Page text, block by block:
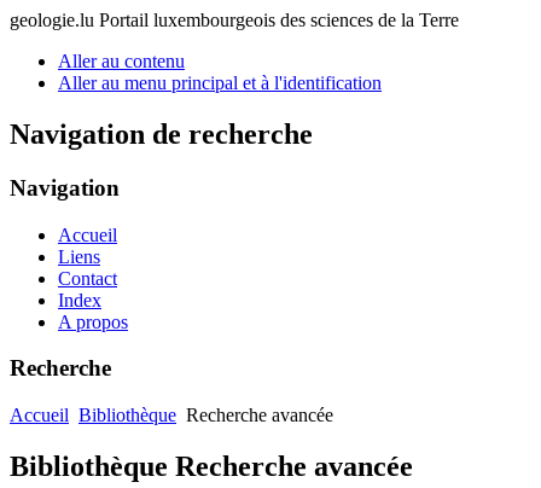
geologie.lu Portail luxembourgeois des sciences de la Terre
Aller au contenu
Aller au menu principal et à l'identification
Navigation de recherche
Navigation
Accueil
Liens
Contact
Index
A propos
Recherche
Accueil Bibliothèque Recherche avancée
Bibliothèque Recherche avancée